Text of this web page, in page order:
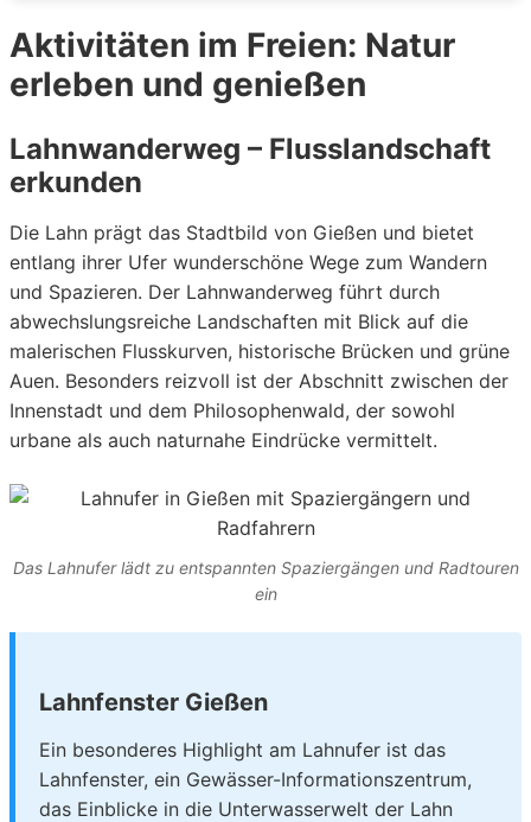
Aktivitäten im Freien: Natur
erleben und genießen
Lahnwanderweg – Flusslandschaft
erkunden
Die Lahn prägt das Stadtbild von Gießen und bietet
entlang ihrer Ufer wunderschöne Wege zum Wandern
und Spazieren. Der Lahnwanderweg führt durch
abwechslungsreiche Landschaften mit Blick auf die
malerischen Flusskurven, historische Brücken und grüne
Auen. Besonders reizvoll ist der Abschnitt zwischen der
Innenstadt und dem Philosophenwald, der sowohl
urbane als auch naturnahe Eindrücke vermittelt.
Das Lahnufer lädt zu entspannten Spaziergängen und Radtouren
ein
Lahnfenster Gießen
Ein besonderes Highlight am Lahnufer ist das
Lahnfenster, ein Gewässer-Informationszentrum,
das Einblicke in die Unterwasserwelt der Lahn